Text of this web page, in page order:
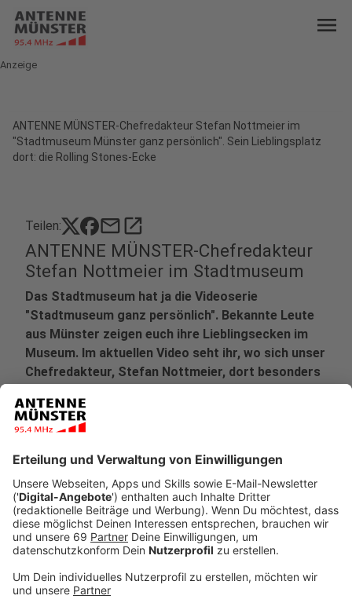
menu
Anzeige
ANTENNE MÜNSTER-Chefredakteur Stefan Nottmeier im
"Stadtmuseum Münster ganz persönlich". Sein Lieblingsplatz
dort: die Rolling Stones-Ecke
Teilen: mailopen_in_new
ANTENNE MÜNSTER-Chefredakteur
Stefan Nottmeier im Stadtmuseum
Das Stadtmuseum hat ja die Videoserie
"Stadtmuseum ganz persönlich". Bekannte Leute
aus Münster zeigen euch ihre Lieblingsecken im
Museum. Im aktuellen Video seht ihr, wo sich unser
Chefredakteur, Stefan Nottmeier, dort besonders
Veröffentlicht:
Anzeige
Auf dem Youtube-KanalstadtmuseumTVstellen euch
Persönlichkeiten aus Münster seit einigen Monaten
ihre Lieblingsecken im Stadtmuseum vor. Die
Videoreihe heißt: "Stadtmuseum Münster ganz
persönlich". In der neuen Folge stellt euch ANTENNE